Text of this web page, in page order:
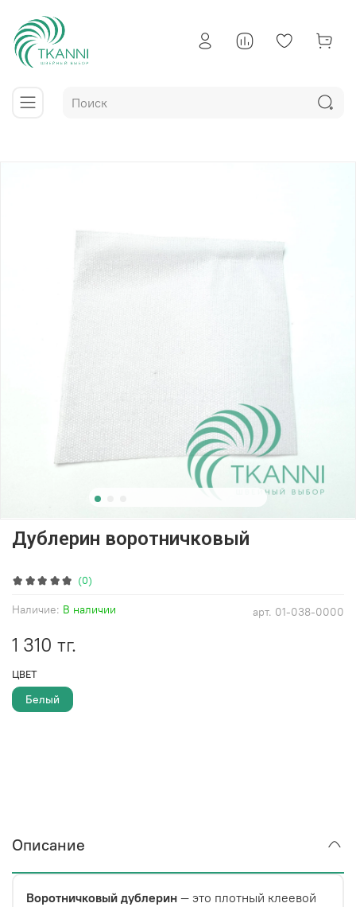
(0)
арт. 01-038-0000
Наличие: В наличии
Дублерин воротничковый
1 310 тг.
ЦВЕТ
Белый
Описание
Воротничковый дублерин — это плотный клеевой